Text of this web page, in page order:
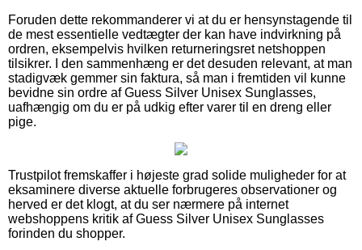
Foruden dette rekommanderer vi at du er hensynstagende til
de mest essentielle vedtægter der kan have indvirkning på
ordren, eksempelvis hvilken returneringsret netshoppen
tilsikrer. I den sammenhæng er det desuden relevant, at man
stadigvæk gemmer sin faktura, så man i fremtiden vil kunne
bevidne sin ordre af Guess Silver Unisex Sunglasses,
uafhængig om du er på udkig efter varer til en dreng eller
pige.
Trustpilot fremskaffer i højeste grad solide muligheder for at
eksaminere diverse aktuelle forbrugeres observationer og
herved er det klogt, at du ser nærmere på internet
webshoppens kritik af Guess Silver Unisex Sunglasses
forinden du shopper.